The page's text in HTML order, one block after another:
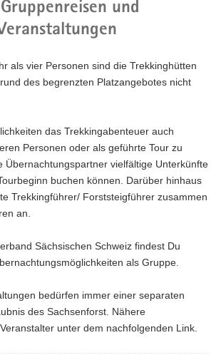
und
als vier Personen sind die Trekkinghütten
des begrenzten Platzangebotes nicht
das Trekkingabenteuer auch
Personen oder als geführte Tour zu
Übernachtungspartner vielfältige Unterkünfte
buchen können. Darüber hinhaus
Trekkingführer/ Forststeigführer zusammen
an.
Sächsischen Schweiz findest Du
als Gruppe.
bedürfen immer einer separaten
des Sachsenforst. Nähere
unter dem nachfolgenden Link.